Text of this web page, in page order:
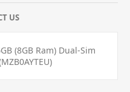
US
(8GB Ram) Dual-Sim